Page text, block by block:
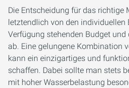
Die Entscheidung für das richtige
letztendlich von den individuellen
Verfügung stehenden Budget und
ab. Eine gelungene Kombination
kann ein einzigartiges und
schaffen. Dabei sollte man stets
mit hoher Wasserbelastung